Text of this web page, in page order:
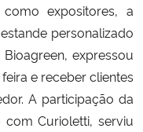
expositores, a
personalizado
expressou
e receber clientes
A participação da
Curioletti, serviu